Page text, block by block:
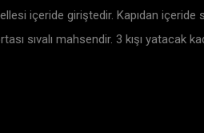
içeride giriştedir. Kapıdan
sıvalı mahsendir. 3 kışı